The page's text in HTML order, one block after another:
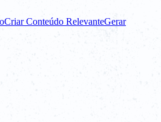
Criar Conteúdo RelevanteGerar